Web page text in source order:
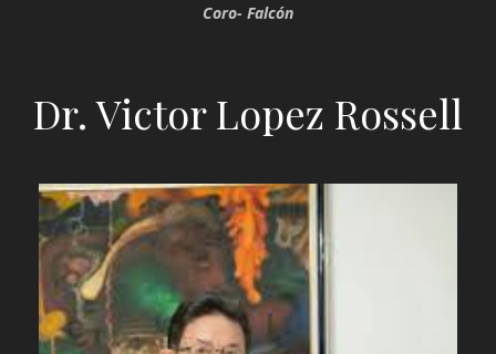
Coro- Falcón
Dr. Victor Lopez Rossell